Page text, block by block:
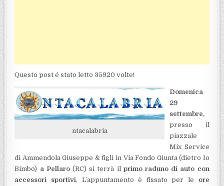
Questo post é stato letto 35920 volte!
ntacalabria
Domenica
29
settembre,
presso il
piazzale
Mix Service
di Ammendola Giuseppe & figli in Via Fondo Giunta (dietro Io
Bimbo) a Pellaro(RC) si terrà il primo raduno di auto con
accessori sportivi. L’appuntamento è fissato per le ore